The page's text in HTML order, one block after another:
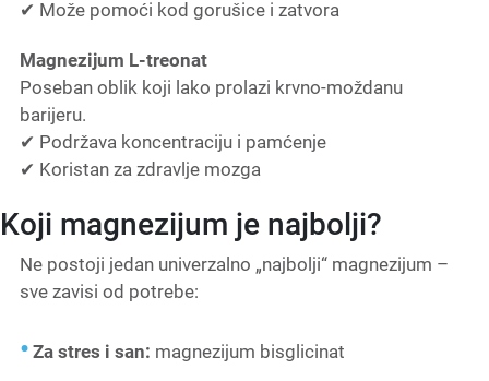
✔ Može pomoći kod gorušice i zatvora
Magnezijum L-treonat
Poseban oblik koji lako prolazi krvno-moždanu
barijeru.
✔ Podržava koncentraciju i pamćenje
✔ Koristan za zdravlje mozga
Koji magnezijum je najbolji?
Ne postoji jedan univerzalno „najbolji“ magnezijum –
sve zavisi od potrebe:
Za stres i san: magnezijum bisglicinat